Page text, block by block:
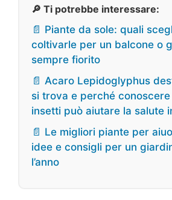
🔎 Ti potrebbe interessare:
📄 Piante da sole: quali
coltivarle per un balcone o
sempre fiorito
📄 Acaro Lepidoglyphus
si trova e perché
insetti può aiutare la salute
📄 Le migliori piante per
idee e consigli per un
l’anno